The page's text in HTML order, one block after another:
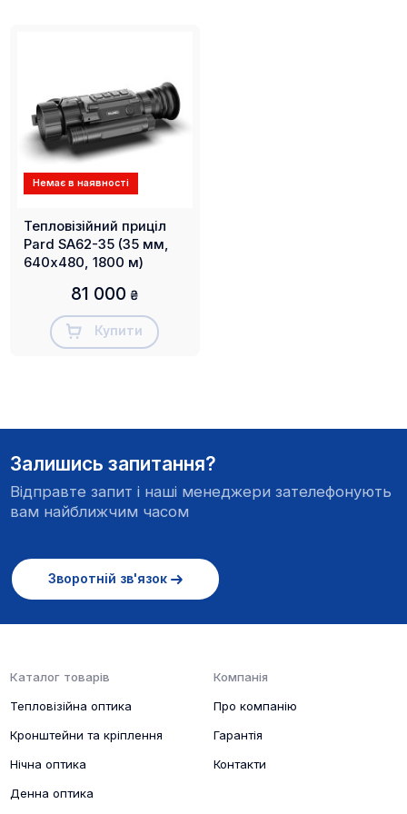
допомагає освітлювати оточення під час
прогулянок вночі.
Ударостійкість 6000 Дж
Тепловізійні приціли PARD SA32/62 стійкі до віддачі
з дульною енергією до 6000 Дж.
Має функцію швидкого перемикання для вибору
між 3 режимами зображення (місто/ліс/дощ).
адаптивність у даному середовищі.
Немає в наявності
Тепловізійний приціл
Pard SA62-35 (35 мм,
640х480, 1800 м)
81 000 ₴
Купити
Залишись запитання?
Відправте запит і наші менеджери зателефонують
вам найближчим часом
Зворотній зв'язок
Каталог товарів
Тепловізійна оптика
Кронштейни та кріплення
Нічна оптика
Денна оптика
Компанія
Про компанію
Гарантія
Контакти